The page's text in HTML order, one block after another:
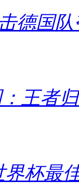
德国
王者
界杯最